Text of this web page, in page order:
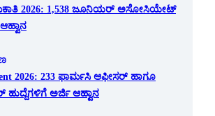
2026: 1,538 ಜೂನಿಯರ್ ಅಸೋಸಿಯೇಟ್
2026: 233 ಫಾರ್ಮಸಿ ಆಫೀಸರ್ ಹಾಗೂ
ಅರ್ಜಿ ಆಹ್ವಾನ